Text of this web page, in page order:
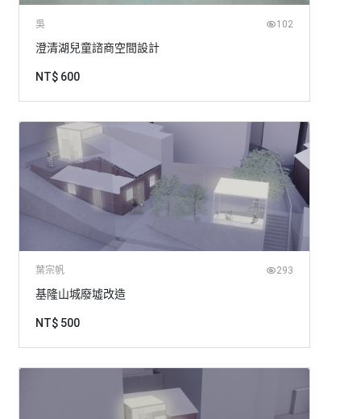
吳 102
澄清湖兒童諮商空間設計
NT$ 600
葉宗帆 293
基隆山城廢墟改造
NT$ 500